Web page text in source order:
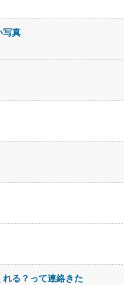
写真
る？って連絡きた